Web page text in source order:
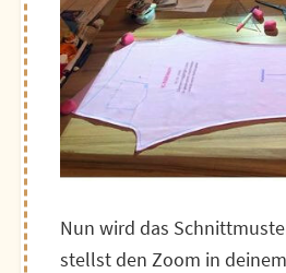
Nun wird das
stellst den Zoom in